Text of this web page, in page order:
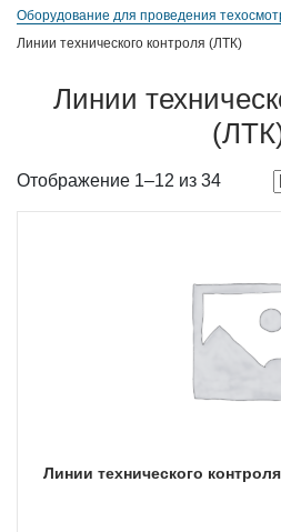
Оборудование для проведения
линии технического контроля (ЛТК)
линии технического контроля
Отображение 1–12 из 34
Линии технического